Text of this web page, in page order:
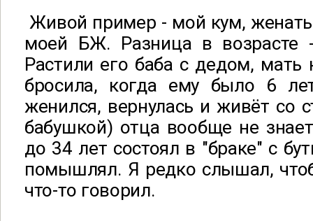
Живой пример - мой кум,
моей БЖ. Разница в возрасте
Растили его баба с дедом, мать
бросила, когда ему было 6
женился, вернулась и живёт со
бабушкой) отца вообще не
до 34 лет состоял в "браке" с
помышлял. Я редко слышал,
что-то говорил.